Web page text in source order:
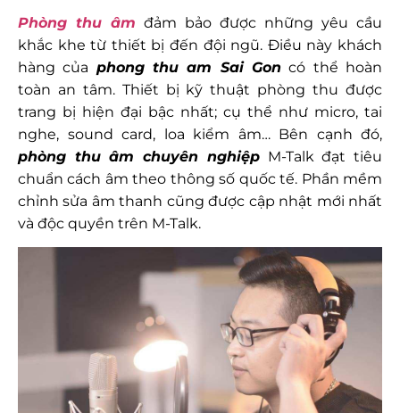
Phòng thu âm đảm bảo được những yêu cầu
khắc khe từ thiết bị đến đội ngũ. Điều này khách
hàng của phong thu am Sai Gon có thể hoàn
toàn an tâm. Thiết bị kỹ thuật phòng thu được
trang bị hiện đại bậc nhất; cụ thể như micro, tai
nghe, sound card, loa kiểm âm… Bên cạnh đó,
phòng thu âm chuyên nghiệpM-Talk đạt tiêu
chuẩn cách âm theo thông số quốc tế. Phần mềm
chỉnh sửa âm thanh cũng được cập nhật mới nhất
và độc quyền trên M-Talk.